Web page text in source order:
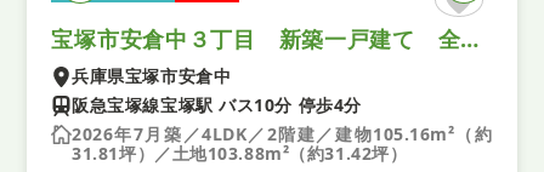
宝塚市安倉中３丁目 新築一戸建て 全１区画
兵庫県宝塚市安倉中
阪急宝塚線宝塚駅 バス10分 停歩4分
2026年7月築／4LDK／2階建／建物105.16m²（約
31.81坪）／土地103.88m²（約31.42坪）